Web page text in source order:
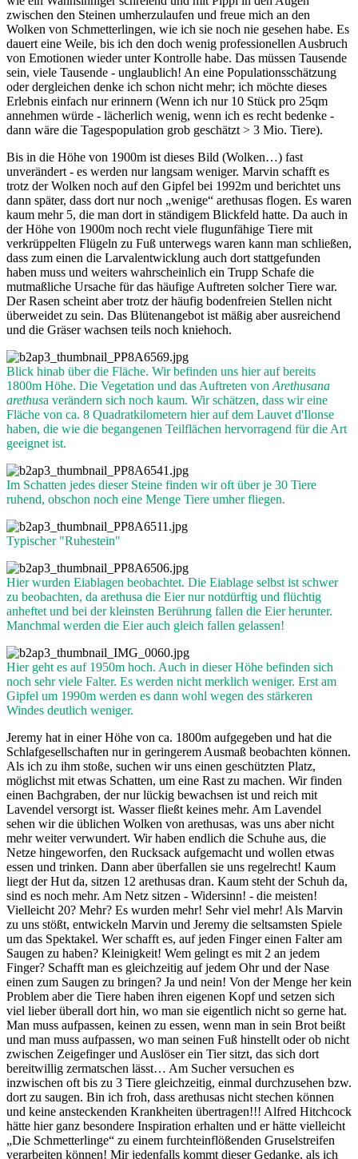
zwischen den Steinen umherzulaufen und freue mich an den
Wolken von Schmetterlingen, wie ich sie noch nie gesehen habe. Es
dauert eine Weile, bis ich den doch wenig professionellen Ausbruch
von Emotionen wieder unter Kontrolle habe. Das müssen Tausende
sein, viele Tausende - unglaublich! An eine Populationsschätzung
oder dergleichen denke ich schon nicht mehr; ich möchte dieses
Erlebnis einfach nur erinnern (Wenn ich nur 10 Stück pro 25qm
annehmen würde - lächerlich wenig, wenn ich es recht bedenke -
dann wäre die Tagespopulation grob geschätzt > 3 Mio. Tiere).
Bis in die Höhe von 1900m ist dieses Bild (Wolken…) fast
unverändert - es werden nur langsam weniger. Marvin schafft es
trotz der Wolken noch auf den Gipfel bei 1992m und berichtet uns
dann später, dass dort nur noch „wenige“ arethusas flogen. Es waren
kaum mehr 5, die man dort in ständigem Blickfeld hatte. Da auch in
der Höhe von 1900m noch recht viele flugunfähige Tiere mit
verkrüppelten Flügeln zu Fuß unterwegs waren kann man schließen,
dass zum einen die Larvalentwicklung auch dort stattgefunden
haben muss und weiters wahrscheinlich ein Trupp Schafe die
mutmaßliche Ursache für das häufige Auftreten solcher Tiere war.
Der Rasen scheint aber trotz der häufig bodenfreien Stellen nicht
überweidet zu sein. Das Blütenangebot ist mäßig aber ausreichend
und die Gräser wachsen teils noch kniehoch.
Blick hinab über die Fläche. Wir befinden uns hier auf bereits
1800m Höhe. Die Vegetation und das Auftreten von Arethusana
arethusa verändern sich noch kaum. Wir schätzen, dass wir eine
Fläche von ca. 8 Quadratkilometern hier auf dem Lauvet d'Ilonse
haben, die wie die begangenen Teilflächen hervorragend für die Art
geeignet ist.
Im Schatten jedes dieser Steine finden wir oft über je 30 Tiere
ruhend, obschon noch eine Menge Tiere umher fliegen.
Typischer "Ruhestein"
Hier wurden Eiablagen beobachtet. Die Eiablage selbst ist schwer
zu beobachten, da arethusa die Eier nur notdürftig und flüchtig
anheftet und bei der kleinsten Berührung fallen die Eier herunter.
Manchmal werden die Eier auch gleich fallen gelassen!
Hier geht es auf 1950m hoch. Auch in dieser Höhe befinden sich
noch sehr viele Falter. Es werden nicht merklich weniger. Erst am
Gipfel um 1990m werden es dann wohl wegen des stärkeren
Windes deutlich weniger.
Jeremy hat in einer Höhe von ca. 1800m aufgegeben und hat die
Schlafgesellschaften nur in geringerem Ausmaß beobachten können.
Als ich zu ihm stoße, suchen wir uns einen geschützten Platz,
möglichst mit etwas Schatten, um eine Rast zu machen. Wir finden
einen Bachgraben, der nur lückig bewachsen ist und reich mit
Lavendel versorgt ist. Wasser fließt keines mehr. Am Lavendel
sehen wir die üblichen Wolken von arethusas, was uns aber nicht
mehr weiter verwundert. Wir haben endlich die Schuhe aus, die
Netze hingeworfen, den Rucksack aufgemacht und wollen etwas
essen und trinken. Dann aber überfallen sie uns regelrecht! Kaum
liegt der Hut da, sitzen 12 arethusas dran. Kaum steht der Schuh da,
sind es noch mehr. Am Netz sitzen - Widersinn! - die meisten!
Vielleicht 20? Mehr? Es wurden mehr! Sehr viel mehr! Als Marvin
zu uns stößt, entwickeln Marvin und Jeremy die seltsamsten Spiele
um das Spektakel. Wer schafft es, auf jeden Finger einen Falter am
Saugen zu haben? Kleinigkeit! Wem gelingt es mit 2 an jedem
Finger? Schafft man es gleichzeitig auf jedem Ohr und der Nase
einen zum Saugen zu bringen? Ja und nein! Von der Menge her kein
Problem aber die Tiere haben ihren eigenen Kopf und setzen sich
viel lieber überall dort hin, wo man sie eigentlich nicht so gerne hat.
Man muss aufpassen, keinen zu essen, wenn man in sein Brot beißt
und man muss aufpassen, wo man seinen Fuß hinstellt oder ob nicht
zwischen Zeigefinger und Auslöser ein Tier sitzt, das sich dort
bereitwillig zermatschen lässt… Am Sucher versuchen es
inzwischen oft bis zu 3 Tiere gleichzeitig, einmal durchzusehen bzw.
dort zu saugen. Bin ich froh, dass arethusas nicht stechen können
und keine ansteckenden Krankheiten übertragen!!! Alfred Hitchcock
hätte hier ganz besondere Inspiration erhalten und er hätte vielleicht
„Die Schmetterlinge“ zu einem furchteinflößenden Gruselstreifen
verarbeiten können! Mir jedenfalls kommt dieser Gedanke, als ich